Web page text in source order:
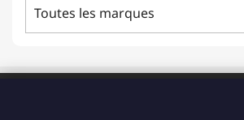
Toutes les marques